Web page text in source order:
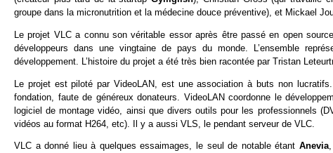
groupe dans la micronutrition et la médecine douce préventive), et Mickael
Le projet VLC a connu son véritable essor après être passé en open
développeurs dans une vingtaine de pays du monde. L’ensemble
développement. L’histoire du projet a été très bien racontée par Tristan
Le projet est piloté par VideoLAN, est une association à buts non
fondation, faute de généreux donateurs. VideoLAN coordonne le
logiciel de montage vidéo, ainsi que divers outils pour les professionnels
vidéos au format H264, etc). Il y a aussi VLS, le pendant serveur de VLC.
VLC a donné lieu à quelques essaimages, le seul de notable étant Anevia,